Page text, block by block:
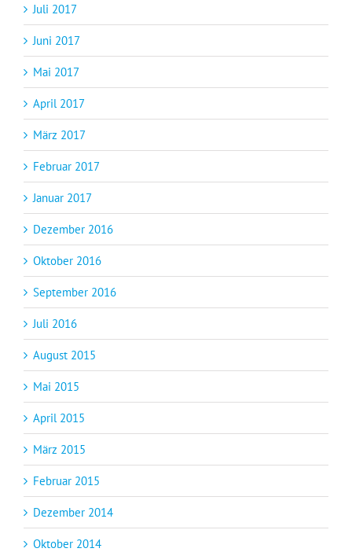
Juli 2017
Juni 2017
Mai 2017
April 2017
März 2017
Februar 2017
Januar 2017
Dezember 2016
Oktober 2016
September 2016
Juli 2016
August 2015
Mai 2015
April 2015
März 2015
Februar 2015
Dezember 2014
Oktober 2014